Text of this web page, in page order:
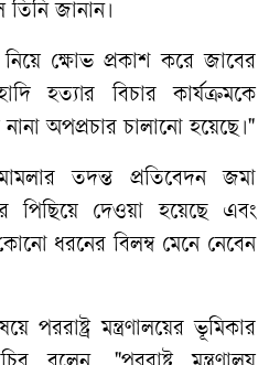
জানান।
নিয়ে ক্ষোভ প্রকাশ করে জাবের
হত্যার বিচার কার্যক্রমকে
নানা অপপ্রচার চালানো হয়েছে।"
তদন্ত প্রতিবেদন জমা
পিছিয়ে দেওয়া হয়েছে এবং
ধরনের বিলম্ব মেনে নেবেন
পররাষ্ট্র মন্ত্রণালয়ের ভূমিকার